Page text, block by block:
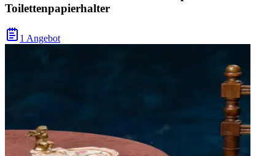
Toilettenpapierhalter
1 Angebot